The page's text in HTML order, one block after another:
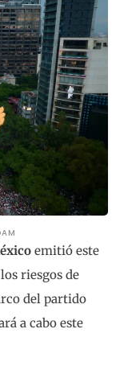
emitió este
riesgos de
del partido
a cabo este